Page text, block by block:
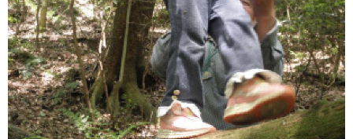
令和4年度ふじさんっこ応援大賞活動発表交流会（1）活動理念や
思いについて
令和4年度ふじさんっこ応援大賞活動発表交流会（2）事業拡大に
ついて（継続するための工夫）
令和4年度ふじさんっこ応援大賞活動発表交流会（3）男性やシニ
ア世代など、支援者の変化について